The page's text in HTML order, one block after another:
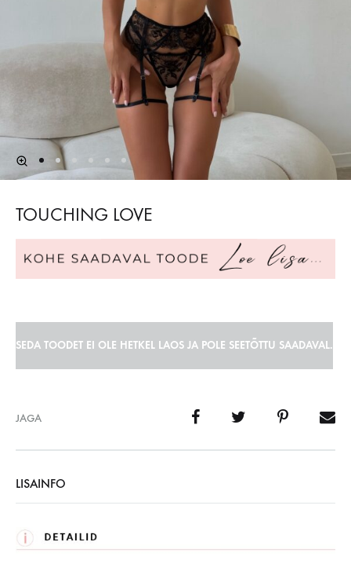
TOUCHING LOVE
SEDA TOODET EI OLE HETKEL LAOS JA POLE SEETÕTTU SAADAVAL.
JAGA
LISAINFO